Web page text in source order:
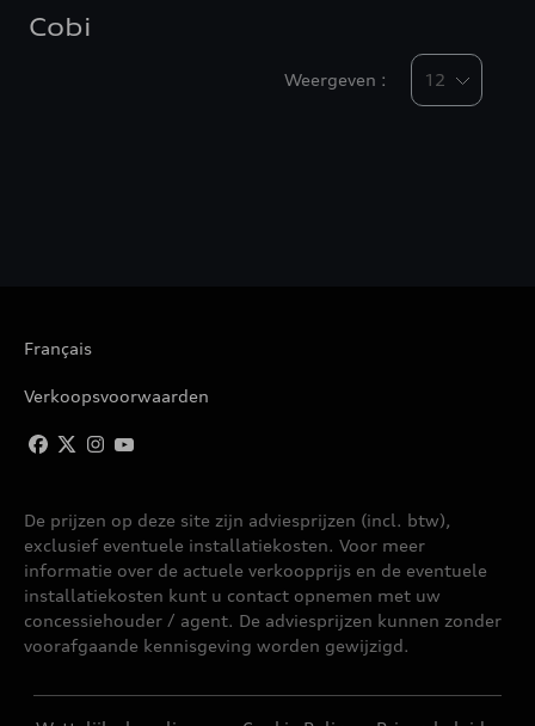
Cobi
Weergeven :
Français
Verkoopsvoorwaarden
De prijzen op deze site zijn adviesprijzen (incl. btw),
exclusief eventuele installatiekosten. Voor meer
informatie over de actuele verkoopprijs en de eventuele
installatiekosten kunt u contact opnemen met uw
concessiehouder / agent. De adviesprijzen kunnen zonder
voorafgaande kennisgeving worden gewijzigd.